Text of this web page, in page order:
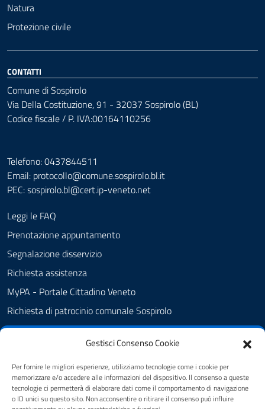
Gestisci Consenso Cookie
Per fornire le migliori esperienze, utilizziamo tecnologie come i cookie per
memorizzare e/o accedere alle informazioni del dispositivo. Il consenso a queste
tecnologie ci permetterà di elaborare dati come il comportamento di navigazione
o ID unici su questo sito. Non acconsentire o ritirare il consenso può influire
Natura
Protezione civile
CONTATTI
Comune di Sospirolo
Via Della Costituzione, 91 - 32037 Sospirolo (BL)
Codice fiscale / P. IVA:00164110256
Telefono: 0437844511
Email: protocollo@comune.sospirolo.bl.it
PEC:sospirolo.bl@cert.ip-veneto.net
Leggi le FAQ
Prenotazione appuntamento
Segnalazione disservizio
Richiesta assistenza
MyPA - Portale Cittadino Veneto
Richiesta di patrocinio comunale Sospirolo
Amministrazione trasparente
Cookie Policy
Informativa privacy
Dichiarazione di accessibilità